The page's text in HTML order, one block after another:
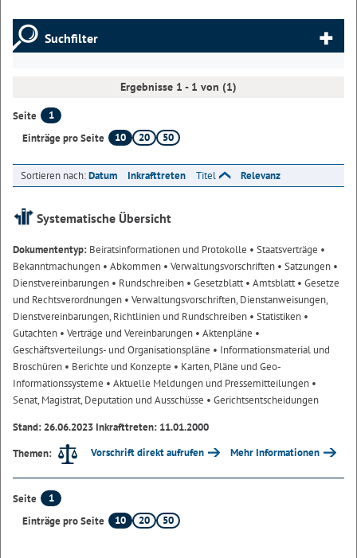
Suchfilter
Ergebnisse 1 - 1 von (1)
Seite
1
Einträge pro Seite
10 20 50
Sortieren nach:Datum Inkrafttreten Titel Relevanz
Systematische Übersicht
Dokumententyp: Beiratsinformationen und Protokolle • Staatsverträge •
Bekanntmachungen • Abkommen • Verwaltungsvorschriften • Satzungen •
Dienstvereinbarungen • Rundschreiben • Gesetzblatt• Amtsblatt• Gesetze
und Rechtsverordnungen • Verwaltungsvorschriften, Dienstanweisungen,
Dienstvereinbarungen, Richtlinien und Rundschreiben • Statistiken •
Gutachten • Verträge und Vereinbarungen • Aktenpläne •
Geschäftsverteilungs- und Organisationspläne • Informationsmaterial und
Broschüren • Berichte und Konzepte • Karten, Pläne und Geo-
Informationssysteme • Aktuelle Meldungen und Pressemitteilungen •
Senat, Magistrat, Deputation und Ausschüsse • Gerichtsentscheidungen
Stand: 26.06.2023 Inkrafttreten: 11.01.2000
Themen:
Vorschrift direkt aufrufen Mehr Informationen
Seite
1
Einträge pro Seite
10 20 50